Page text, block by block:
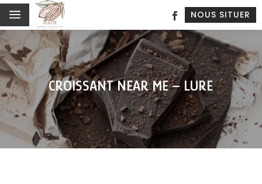
a NOUS SITUER
CROISSANT NEAR ME – LURE